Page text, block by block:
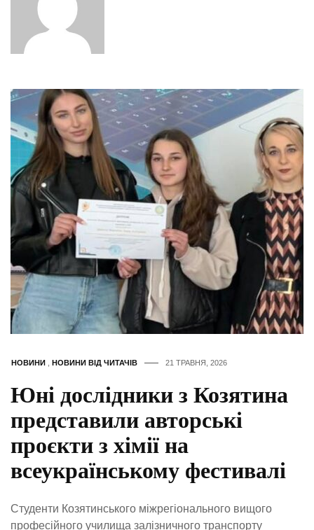
НОВИНИ НОВИНИ ВІД ЧИТАЧІВ 21 ТРАВНЯ, 2026
Юні дослідники з Козятина
представили авторські
проєкти з хімії на
всеукраїнському фестивалі
Студенти Козятинського міжрегіонального вищого
професійного училища залізничного транспорту